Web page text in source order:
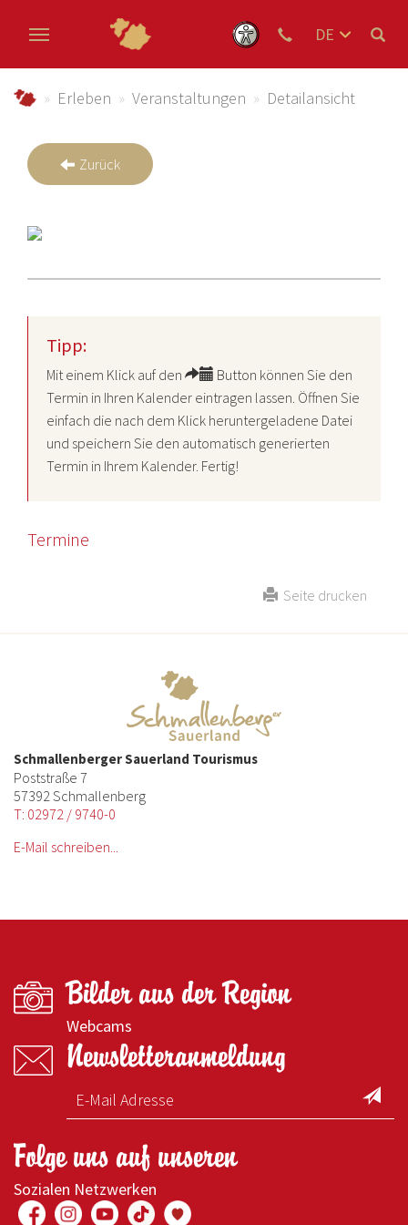
DE
schmallenberger-sauerland.de
Erleben Veranstaltungen Detailansicht
Zurück
Tipp:
Mit einem Klick auf den
Button können Sie den
Termin in Ihren Kalender eintragen lassen. Öffnen Sie
einfach die nach dem Klick heruntergeladene Datei
und speichern Sie den automatisch generierten
Termin in Ihrem Kalender. Fertig!
Termine
Seite drucken
Schmallenberger Sauerland Tourismus
Poststraße 7
57392 Schmallenberg
T: 02972 / 9740-0
E-Mail schreiben...
Bilder aus der Region
Webcams
Newsletteranmeldung
Folge uns auf unseren
Sozialen Netzwerken